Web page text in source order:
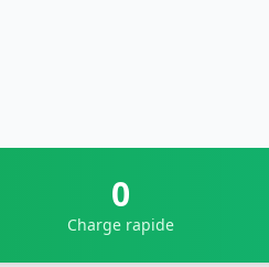
0
Charge rapide